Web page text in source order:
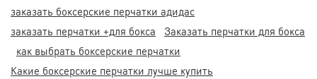
заказать боксерские перчатки адидас
заказать перчатки +для бокса
Заказать перчатки для бокса
как выбрать боксерские перчатки
Какие боксерские перчатки лучше купить